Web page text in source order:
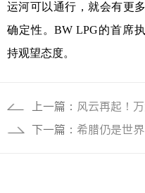
运河可以通行，就会有更
确定性。BW LPG的首席
持观望态度。
上一篇： 风云再起！
下一篇： 希腊仍是世